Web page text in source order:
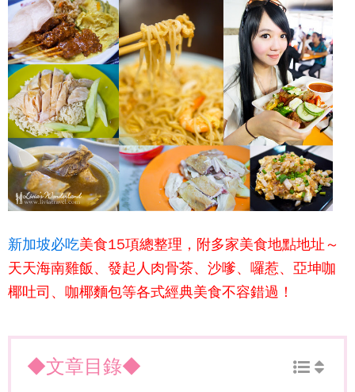
新加坡必吃美食15項總整理，附多家美食地點地址～
天天海南雞飯、發起人肉骨茶、沙嗲、囉惹、亞坤咖
椰吐司、咖椰麵包等各式經典美食不容錯過！
◆文章目錄◆